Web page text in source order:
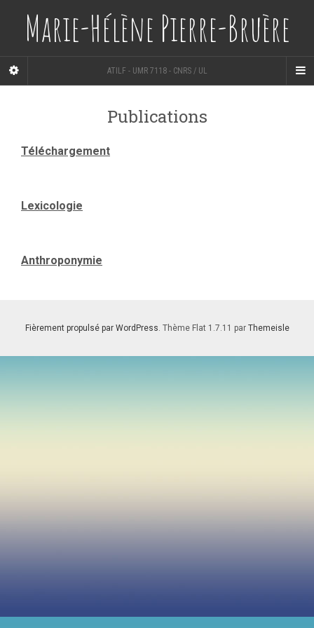
Marie-Hélène Pierre-Bruère
ATILF - UMR 7118 - CNRS / UL
Publications
Téléchargement
Lexicologie
Anthroponymie
Fièrement propulsé par WordPress. Thème Flat 1.7.11 par Themeisle